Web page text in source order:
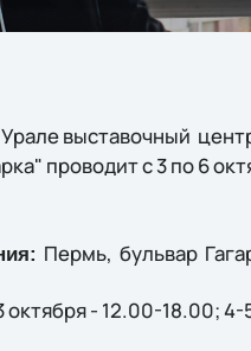
выставочный
проводит с 3 по 6
Пермь, бульвар
октября - 12.00-18.00;